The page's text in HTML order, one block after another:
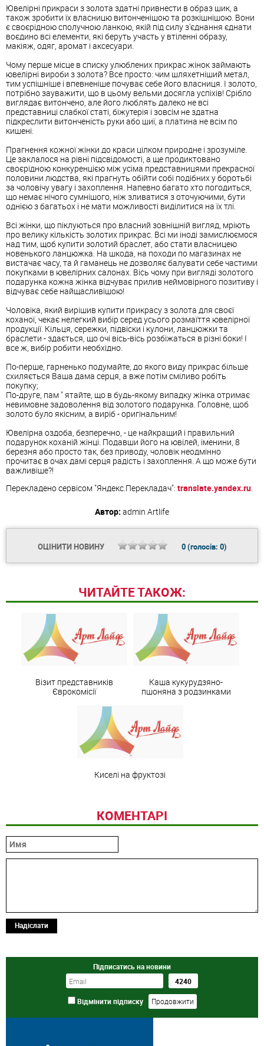
Ювелірні прикраси з золота здатні привнести в образ шик, а
також зробити їх власницю витонченішою та розкішнішою. Вони
є своєрідною сполучною ланкою, якій під силу з'єднання єднати
воєдино всі елементи, які беруть участь у втіленні образу,
макіяж, одяг, аромат і аксесуари.
Чому перше місце в списку улюблених прикрас жінок займають
ювелірні вироби з золота? Все просто: чим шляхетніший метал,
тим успішніше і впевненіше почуває себе його власниця. І золото,
потрібно зауважити, що в цьому вельми досягла успіхів! Срібло
виглядає витончено, але його люблять далеко не всі
представниці слабкої статі, біжутерія і зовсім не здатна
підкреслити витонченість руки або шиї, а платина не всім по
кишені.
Прагнення кожної жінки до краси цілком природне і зрозуміле.
Це заклалося на рівні підсвідомості, а ще продиктовано
своєрідною конкуренцією між усіма представницями прекрасної
половини людства, які прагнуть обійти собі подібних у боротьбі
за чоловічу увагу і захоплення. Напевно багато хто погодиться,
що немає нічого сумнішого, ніж зливатися з оточуючими, бути
однією з багатьох і не мати можливості виділитися на їх тлі.
Всі жінки, що піклуються про власний зовнішній вигляд, мріють
про велику кількість золотих прикрас. Всі ми іноді замислюємося
над тим, щоб купити золотий браслет, або стати власницею
новенького ланцюжка. На шкода, на походи по магазинах не
вистачає часу, та й гаманець не дозволяє балувати себе частими
покупками в ювелірних салонах. Вісь чому при вигляді золотого
подарунка кожна жінка відчуває прилив неймовірного позитиву і
відчуває себе найщасливішою!
Чоловіка, який вирішив купити прикрасу з золота для своєї
коханої, чекає нелегкий вибір серед усього розмаїття ювелірної
продукції. Кільця, сережки, підвіски і кулони, ланцюжки та
браслети - здається, що очі вісь-вісь розбіжаться в різні боки! І
все ж, вибір робити необхідно.
По-перше, гарненько подумайте, до якого виду прикрас більше
схиляється Ваша дама серця, а вже потім сміливо робіть
покупку;
По-друге, пам " ятайте, що в будь-якому випадку жінка отримає
невимовне задоволення від золотого подарунка. Головне, щоб
золото було якісним, а виріб - оригінальним!
Ювелірна оздоба, безперечно, - це найкращий і правильний
подарунок коханій жінці. Подавши його на ювілей, іменини, 8
березня або просто так, без приводу, чоловік неодмінно
прочитає в очах дамі серця радість і захоплення. А що може бути
важливіше?!
Перекладено сервісом "Яндекс.Перекладач": translate.yandex.ru
Автор: admin Artlife
ОЦІНИТИ НОВИНУ 0(голосів: 0)
ЧИТАЙТЕ ТАКОЖ:
Візит представників
Єврокомісії
Каша кукурудзяно-
пшоняна з родзинками
Киселі на фруктозі
КОМЕНТАРІ
Надіслати
Підписатись на новини
Відмінити підписку